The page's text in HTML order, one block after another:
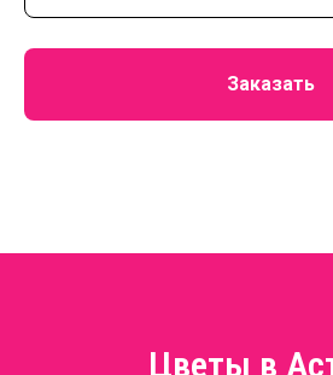
Заказать
Цветы в